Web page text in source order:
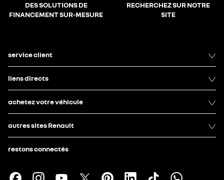
DES SOLUTIONS DE
FINANCEMENT SUR-MESURE
RECHERCHEZ SUR NOTRE
SITE
service client
liens directs
achetez votre véhicule
autres sites Renault
restons connectés